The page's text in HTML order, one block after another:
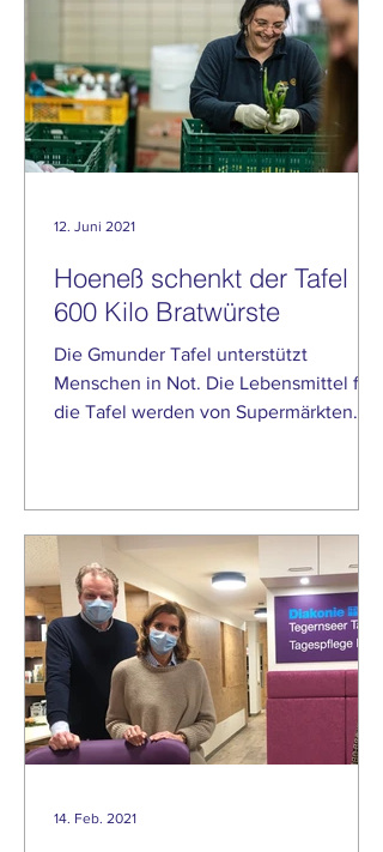
Hoeneß schenkt der Tafel
600 Kilo Bratwürste
Die Gmunder Tafel unterstützt
Menschen in Not. Die Lebensmittel für
die Tafel werden von Supermärkten
12. Juni 2021
14. Feb. 2021